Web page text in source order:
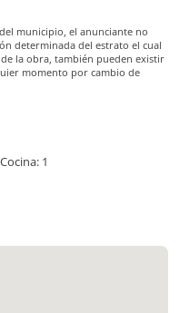
municipio, el anunciante no
determinada del estrato el cual
la obra, también pueden existir
momento por cambio de
Cocina: 1